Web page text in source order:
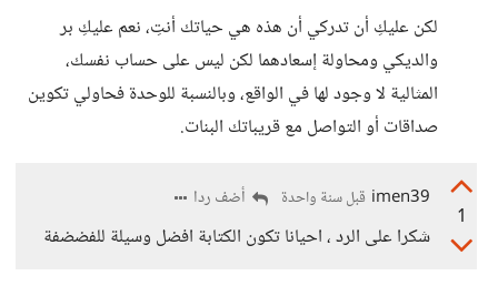
لكن عليكِ أن تدركي أن هذه هي حياتك أنتِ، نعم عليكِ بر
والديكي ومحاولة إسعادهما لكن ليس على حساب نفسك،
المثالية لا وجود لها في الواقع، وبالنسبة للوحدة فحاولي تكوين
صداقات أو التواصل مع قريباتك البنات.
1
imen39 قبل سنة واحدة أضف ردا
شكرا على الرد ، احيانا تكون الكتابة افضل وسيلة للفضضفة